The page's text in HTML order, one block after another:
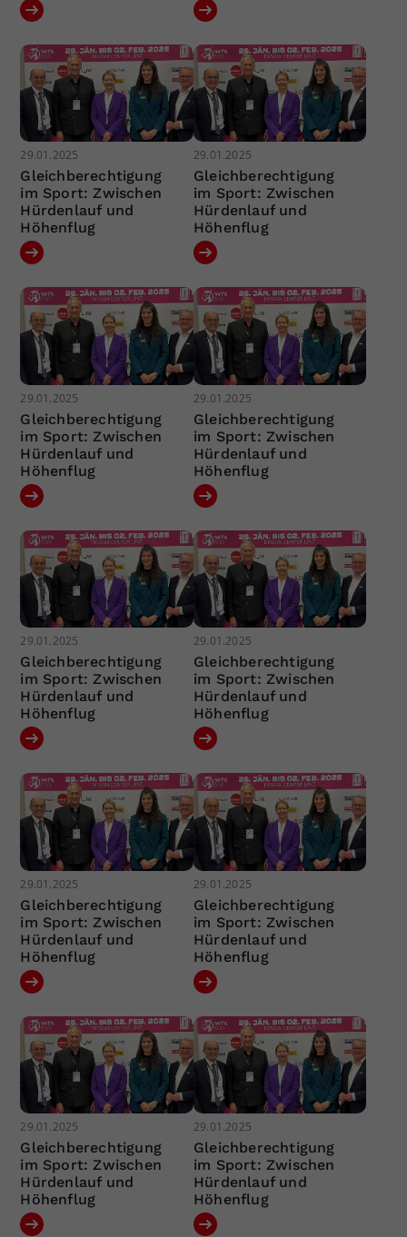
29.01.2025
Gleichberechtigung
im Sport: Zwischen
Hürdenlauf und
Höhenflug
29.01.2025
Gleichberechtigung
im Sport: Zwischen
Hürdenlauf und
Höhenflug
29.01.2025
Gleichberechtigung
im Sport: Zwischen
Hürdenlauf und
Höhenflug
29.01.2025
Gleichberechtigung
im Sport: Zwischen
Hürdenlauf und
Höhenflug
29.01.2025
Gleichberechtigung
im Sport: Zwischen
Hürdenlauf und
Höhenflug
29.01.2025
Gleichberechtigung
im Sport: Zwischen
Hürdenlauf und
Höhenflug
29.01.2025
Gleichberechtigung
im Sport: Zwischen
Hürdenlauf und
Höhenflug
29.01.2025
Gleichberechtigung
im Sport: Zwischen
Hürdenlauf und
Höhenflug
29.01.2025
Gleichberechtigung
im Sport: Zwischen
Hürdenlauf und
Höhenflug
29.01.2025
Gleichberechtigung
im Sport: Zwischen
Hürdenlauf und
Höhenflug